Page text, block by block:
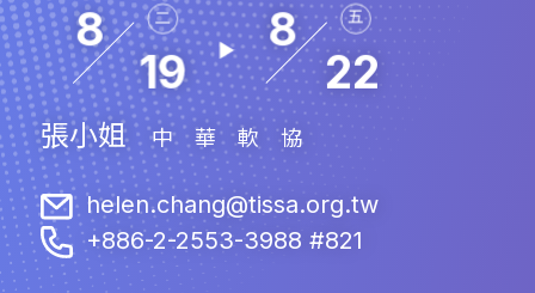
8
19
二 8
22
五
張小姐 中華軟協
helen.chang@tissa.org.tw
+886-2-2553-3988 #821